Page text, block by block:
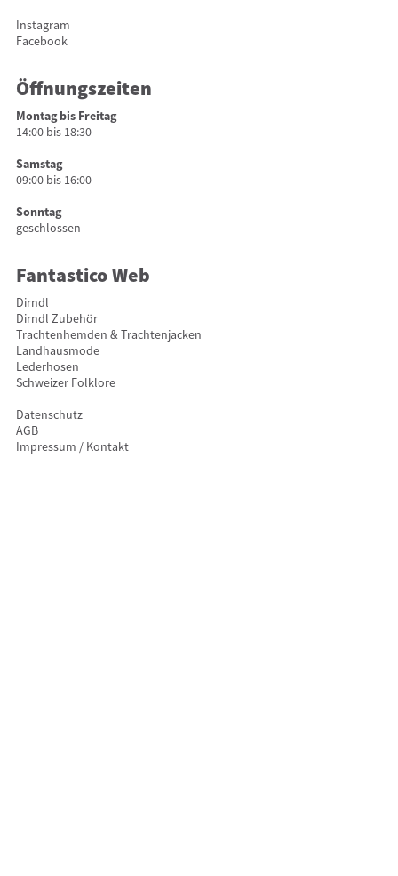
Instagram
Facebook
Öffnungszeiten
Montag bis Freitag
14:00 bis 18:30
Samstag
09:00 bis 16:00
Sonntag
geschlossen
Fantastico Web
Dirndl
Dirndl Zubehör
Trachtenhemden & Trachtenjacken
Landhausmode
Lederhosen
Schweizer Folklore
Datenschutz
AGB
Impressum / Kontakt